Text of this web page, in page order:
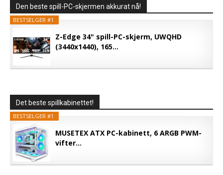
Den beste spill-PC-skjermen akkurat nå!
BESTSELGER #1
Z-Edge 34" spill-PC-skjerm, UWQHD
(3440x1440), 165...
Det beste spillkabinettet!
BESTSELGER #1
MUSETEX ATX PC-kabinett, 6 ARGB PWM-
vifter...